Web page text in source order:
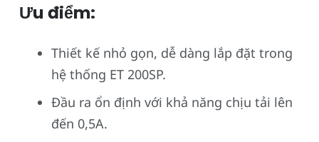
Ưu điểm:
Thiết kế nhỏ gọn, dễ dàng lắp đặt trong
hệ thống ET 200SP.
Đầu ra ổn định với khả năng chịu tải lên
đến 0,5A.